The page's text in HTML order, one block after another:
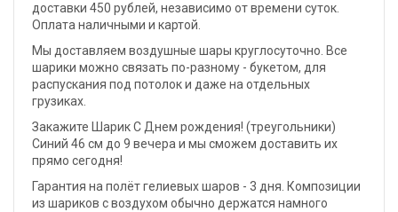
доставки 450 рублей, независимо от времени суток.
Оплата наличными и картой.
Мы доставляем воздушные шары круглосуточно. Все
шарики можно связать по-разному - букетом, для
распускания под потолок и даже на отдельных
грузиках.
Закажите Шарик С Днем рождения! (треугольники)
Синий 46 см до 9 вечера и мы сможем доставить их
прямо сегодня!
Гарантия на полёт гелиевых шаров - 3 дня. Композиции
из шариков с воздухом обычно держатся намного